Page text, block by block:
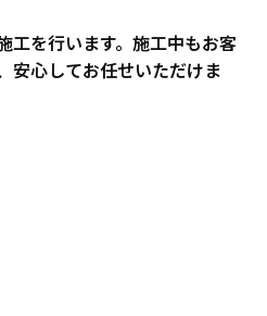
工を行います。施工中もお客
安心してお任せいただけま